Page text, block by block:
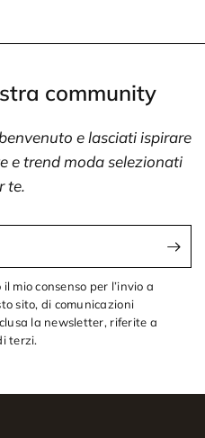
community
e lasciati ispirare
e trend moda selezionati
te.
mio consenso per l’invio a
sito, di comunicazioni
la newsletter, riferite a
terzi.